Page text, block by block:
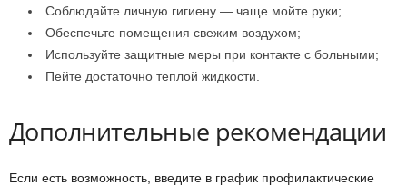
Соблюдайте личную гигиену — чаще мойте руки;
Обеспечьте помещения свежим воздухом;
Используйте защитные меры при контакте с больными;
Пейте достаточно теплой жидкости.
Дополнительные рекомендации
Если есть возможность, введите в график профилактические